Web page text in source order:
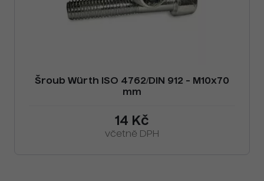
Šroub Würth ISO 4762/DIN 912 - M10x70
mm
14 Kč
včetně DPH